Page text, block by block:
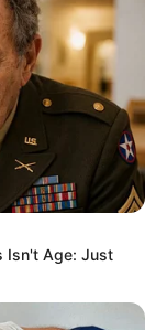
Isn't Age: Just